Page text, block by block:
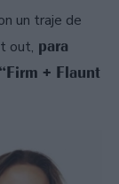
un traje de
out, para
+ Flaunt